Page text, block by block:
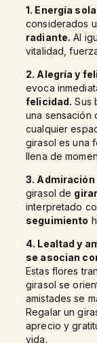
1. Energía
considerados
radiante. Al
vitalidad,
2. Alegría y
evoca
felicidad. Sus
una sensación
cualquier
girasol es una
llena de
3.
girasol de
interpretado
seguimiento
4. Lealtad y
se asocian
Estas flores
girasol se
amistades se
Regalar un
aprecio y
vida.